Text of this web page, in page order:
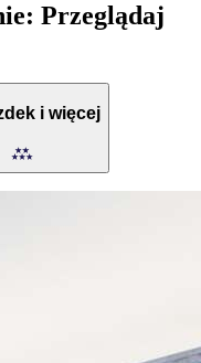
Przeglądaj
i więcej